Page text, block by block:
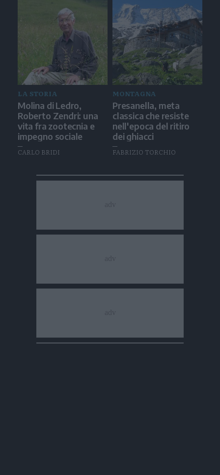
LA STORIA
Molina di Ledro,
Roberto Zendri: una
vita fra zootecnia e
impegno sociale
CARLO BRIDI
MONTAGNA
Presanella, meta
classica che resiste
nell'epoca del ritiro
dei ghiacci
FABRIZIO TORCHIO